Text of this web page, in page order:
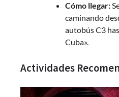
Cómo llegar:
caminando
autobús C3
Cuba».
Actividades